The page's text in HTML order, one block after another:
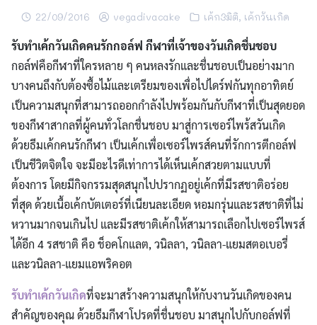
22/09/2016 vegadivacake เค้ก3มิติ, เค้กวันเกิด
รับทำเค้กวันเกิดคนรักกอล์ฟ กีฬาที่เจ้าของวันเกิดชื่นชอบ
กอล์ฟคือกีฬาที่ใครหลาย ๆ คนหลงรักและชื่นชอบเป็นอย่างมาก
บางคนถึงกับต้องซื้อไม้และเตรียมของเพื่อไปไดร์ฟกันทุกอาทิตย์
เป็นความสนุกที่สามารถออกกำลังไปพร้อมกันกับกีฬาที่เป็นสุดยอด
ของกีฬาสากลที่ผู้คนทั่วโลกชื่นชอบมาสู่การเซอร์ไพร้สวันเกิด
ด้วยธีมเค้กคนรักกีฬา เป็นเค้กเพื่อเซอร์ไพรส์คนที่รักการตีกอล์ฟ
เป็นชีวิตจิตใจ จะมีอะไรดีเท่าการได้เห็นเค้กสวยตามแบบที่
ต้องการ โดยมีกิจกรรมสุดสนุกไปปรากฏอยู่เค้กที่มีรสชาติอร่อย
ที่สุด ด้วยเนื้อเค้กบัตเตอร์ที่เนียนละเอียด หอมกรุ่นและรสชาติที่ไม่
หวานมากจนเกินไป และมีรสชาติเค้กให้สามารถเลือกไปเซอร์ไพรส์
ได้อีก 4 รสชาติ คือ ช็อคโกแลต, วนิลลา, วนิลลา-แยมสตอเบอรี่
และวนิลลา-แยมแอพริคอต
รับทำเค้กวันเกิดที่จะมาสร้างความสนุกให้กับงานวันเกิดของคน
สำคัญของคุณ ด้วยธีมกีฬาโปรดที่ชื่นชอบ มาสนุกไปกับกอล์ฟที่